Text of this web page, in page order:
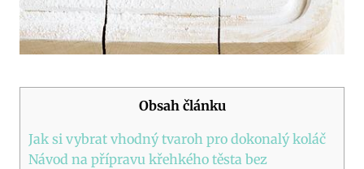
Obsah článku
Jak si vybrat vhodný tvaroh pro dokonalý koláč
Návod na přípravu křehkého těsta bez